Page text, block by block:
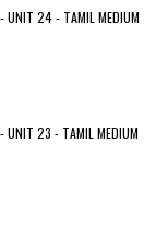
UNIT 24 - TAMIL MEDIUM
UNIT 23 - TAMIL MEDIUM